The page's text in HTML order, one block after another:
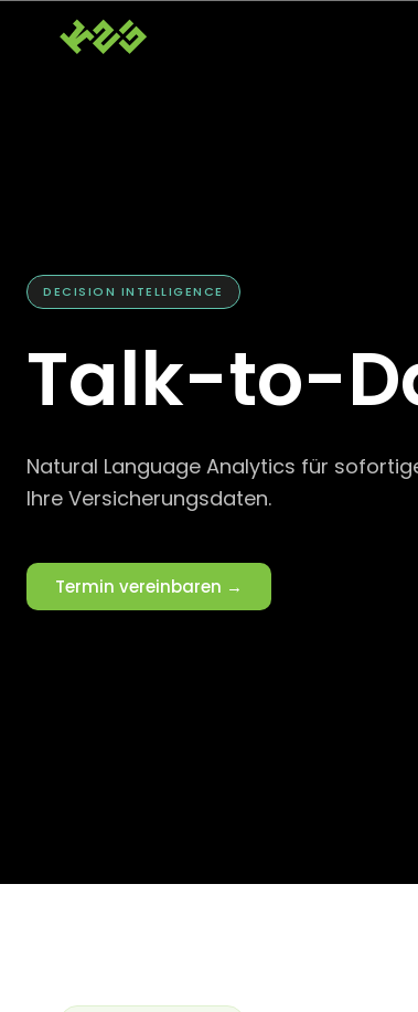
DECISION INTELLIGENCE
Talk-to-
Natural Language Analytics für
Ihre Versicherungsdaten.
Termin vereinbaren →